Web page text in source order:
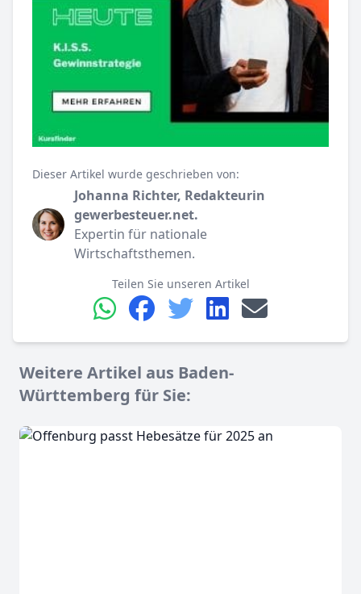
Dieser Artikel wurde geschrieben von:
Johanna Richter, Redakteurin
gewerbesteuer.net.
Expertin für nationale
Wirtschaftsthemen.
Teilen Sie unseren Artikel
Weitere Artikel aus Baden-
Württemberg für Sie: